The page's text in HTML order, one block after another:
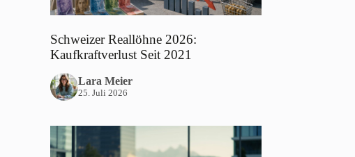
Schweizer Reallöhne 2026:
Kaufkraftverlust Seit 2021
Lara Meier
25. Juli 2026